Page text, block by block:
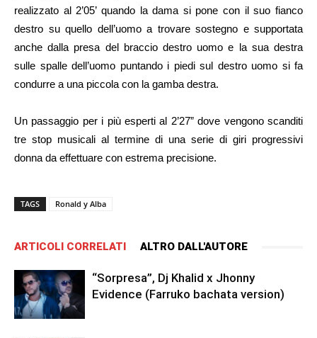
realizzato al 2’05’ quando la dama si pone con il suo fianco
destro su quello dell’uomo a trovare sostegno e supportata
anche dalla presa del braccio destro uomo e la sua destra
sulle spalle dell’uomo puntando i piedi sul destro uomo si fa
condurre a una piccola con la gamba destra.
Un passaggio per i più esperti al 2’27” dove vengono scanditi
tre stop musicali al termine di una serie di giri progressivi
donna da effettuare con estrema precisione.
TAGS Ronald y Alba
ARTICOLI CORRELATI ALTRO DALL'AUTORE
“Sorpresa”, Dj Khalid x Jhonny
Evidence (Farruko bachata version)